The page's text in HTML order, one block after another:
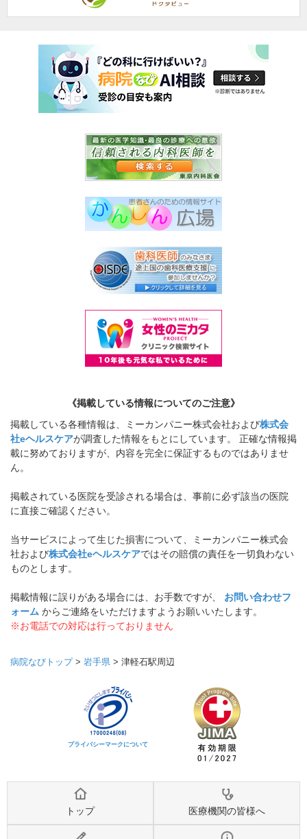
《掲載している情報についてのご注意》
掲載している各種情報は、ミーカンパニー株式会社および株式会
社eヘルスケアが調査した情報をもとにしています。 正確な情報掲
載に努めておりますが、内容を完全に保証するものではありませ
ん。
掲載されている医院を受診される場合は、事前に必ず該当の医院
に直接ご確認ください。
当サービスによって生じた損害について、ミーカンパニー株式会
社および株式会社eヘルスケアではその賠償の責任を一切負わない
ものとします。
掲載情報に誤りがある場合には、お手数ですが、 お問い合わせフ
ォーム からご連絡をいただけますようお願いいたします。
※お電話での対応は行っておりません
病院なびトップ> 岩手県 > 津軽石駅周辺
プライバシーマークについて
トップ 医療機関の皆様へ